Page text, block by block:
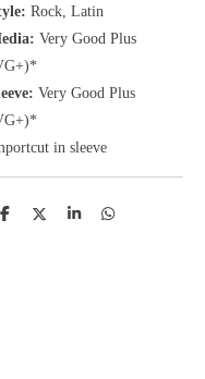
Rock, Latin
Very Good Plus
Very Good Plus
in sleeve
D
D
S
D